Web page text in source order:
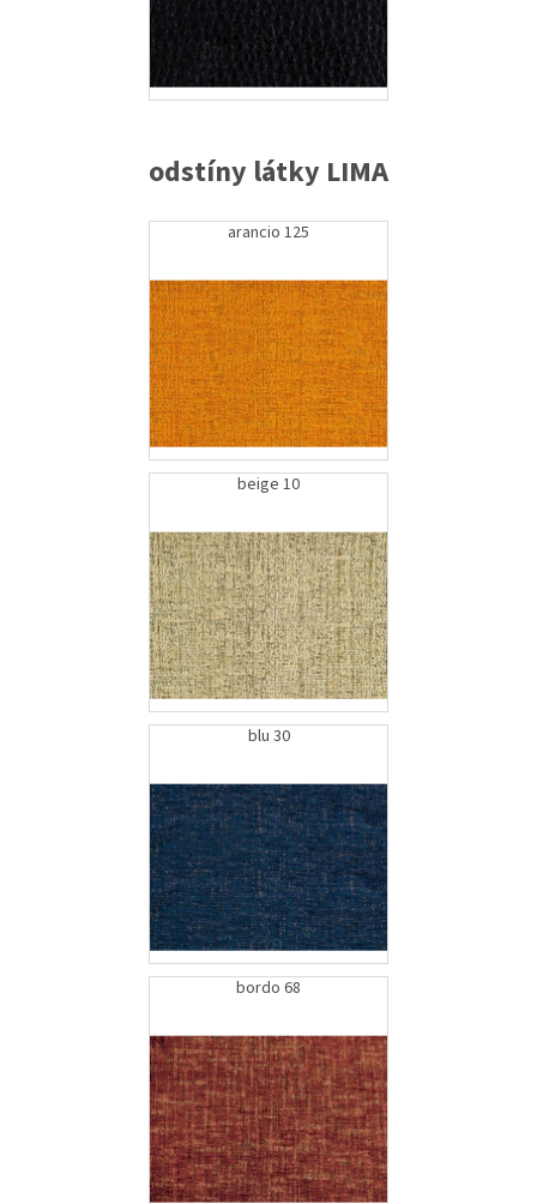
odstíny látky LIMA
arancio 125
beige 10
blu 30
bordo 68